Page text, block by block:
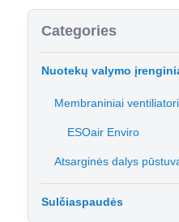
Categories
Nuotekų valymo
Membraniniai
ESOair Enviro
Atsarginės dalys
Sulčiaspaudės